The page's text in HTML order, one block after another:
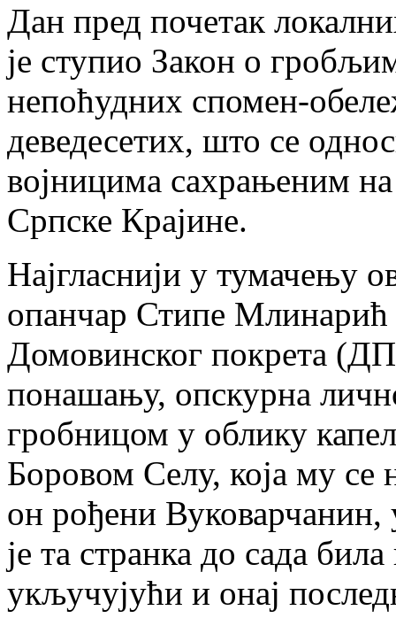
Дан пред почетак
је ступио Закон о
непоћудних спомен-
деведесетих, што се
војницима сахрањеним
Српске Крајине.
Најгласнији у тумачењу
опанчар Стипе
Домовинског покрета
понашању, опскурна
гробницом у облику
Боровом Селу, која му се
он рођени Вуковарчанин,
је та странка до сада
укључујући и онај